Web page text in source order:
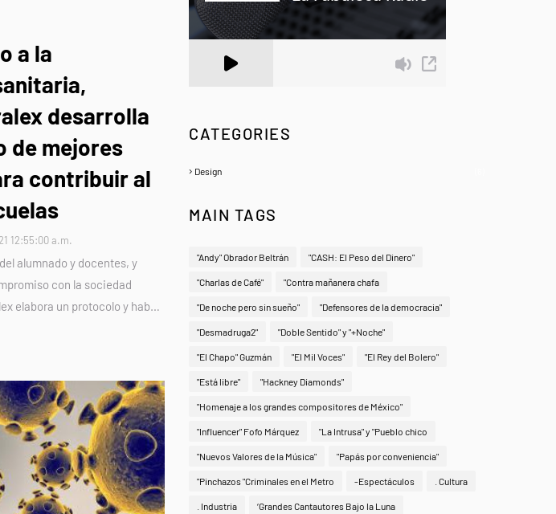
a la
desarrolla
de mejores
contribuir al
12:55:00 a.m.
alumnado y docentes, y
con la sociedad
elabora un protocolo y hab…
CATEGORIES
Design
MAIN TAGS
"Andy" Obrador Beltrán "CASH: El Peso del Dinero"
"Charlas de Café" "Contra mañanera chafa
"De noche pero sin sueño" "Defensores de la democracia"
"Desmadruga2" "Doble Sentido" y "+Noche"
"El Chapo" Guzmán "El Mil Voces" "El Rey del Bolero"
"Está libre" "Hackney Diamonds"
"Homenaje a los grandes compositores de México"
"Influencer" Fofo Márquez "La Intrusa" y "Pueblo chico
"Nuevos Valores de la Música" "Papás por conveniencia"
"Pinchazos "Criminales en el Metro -Espectáculos . Cultura
. Industria ‘Grandes Cantautores Bajo la Luna